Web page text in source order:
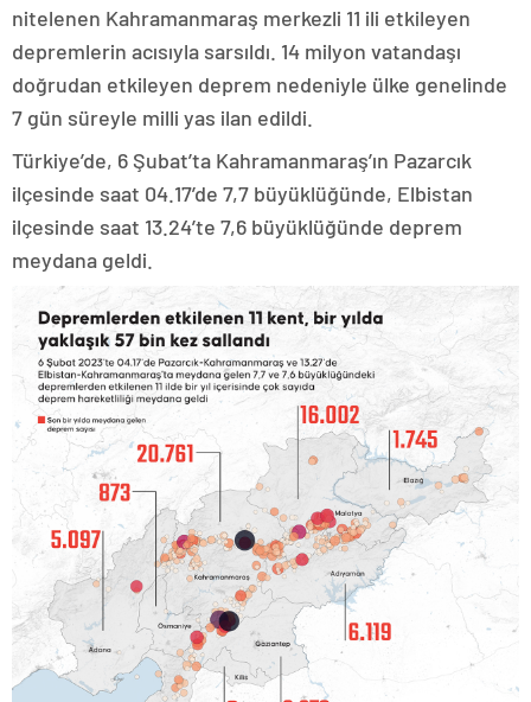
nitelenen Kahramanmaraş merkezli 11 ili etkileyen
depremlerin acısıyla sarsıldı. 14 milyon vatandaşı
doğrudan etkileyen deprem nedeniyle ülke genelinde
7 gün süreyle milli yas ilan edildi.
Türkiye’de, 6 Şubat’ta Kahramanmaraş’ın Pazarcık
ilçesinde saat 04.17’de 7,7 büyüklüğünde, Elbistan
ilçesinde saat 13.24’te 7,6 büyüklüğünde deprem
meydana geldi.